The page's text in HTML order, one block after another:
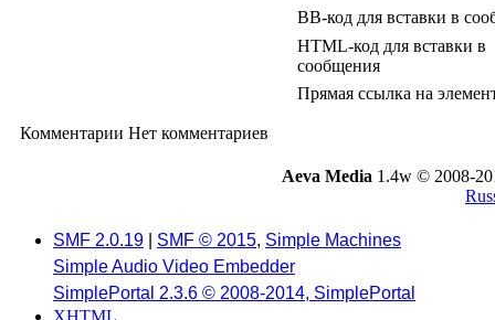
BB-код для вставки в
HTML-код для вставки в
сообщения
Прямая ссылка на
Комментарии Нет комментариев
Aeva Media 1.4w © 2008-
SMF 2.0.19 SMF © 2015, Simple Machines
Simple Audio Video Embedder
SimplePortal 2.3.6 © 2008-2014, SimplePortal
XHTML